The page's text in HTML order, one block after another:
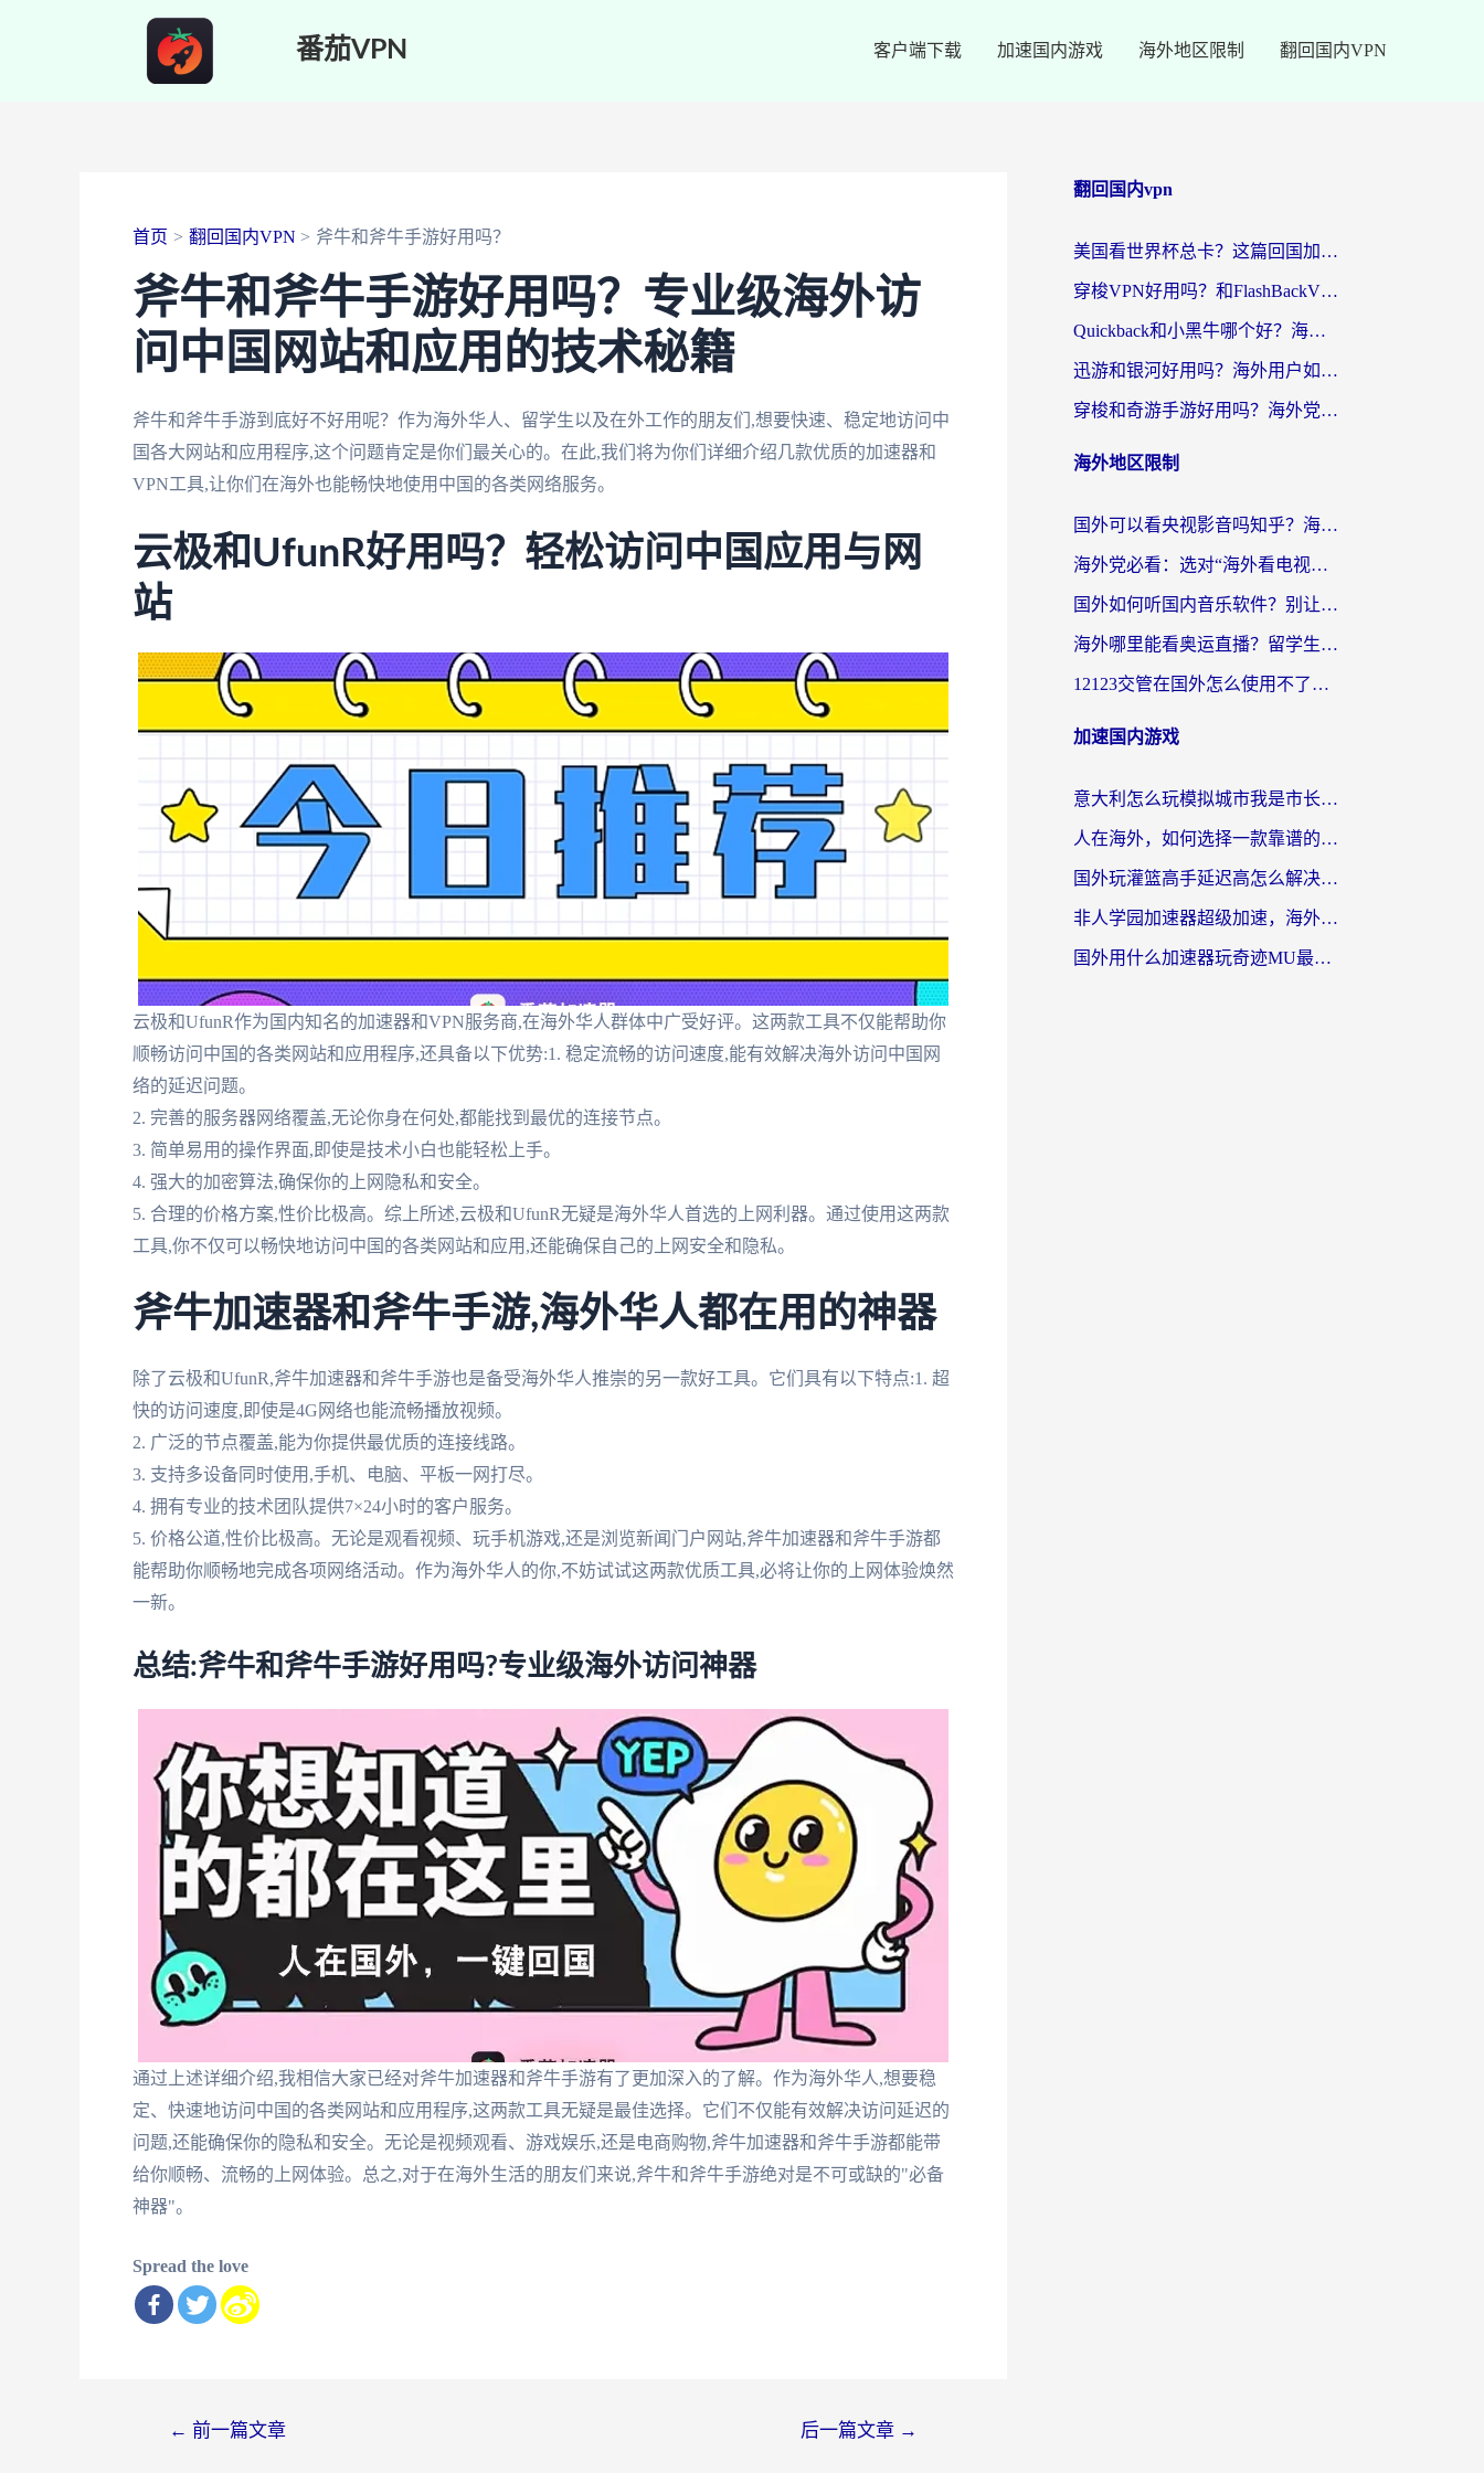
番茄VPN 客户端下载 加速国内游戏 海外地区限制 翻回国内VPN
首页 翻回国内VPN 斧牛和斧牛手游好用吗？
斧牛和斧牛手游好用吗？专业级海外访
问中国网站和应用的技术秘籍
斧牛和斧牛手游到底好不好用呢？作为海外华人、留学生以及在外工作的朋友们,想要快速、稳定地访问中
国各大网站和应用程序,这个问题肯定是你们最关心的。在此,我们将为你们详细介绍几款优质的加速器和
VPN工具,让你们在海外也能畅快地使用中国的各类网络服务。
云极和UfunR好用吗？轻松访问中国应用与网
站
云极和UfunR作为国内知名的加速器和VPN服务商,在海外华人群体中广受好评。这两款工具不仅能帮助你
顺畅访问中国的各类网站和应用程序,还具备以下优势:1. 稳定流畅的访问速度,能有效解决海外访问中国网
络的延迟问题。
2. 完善的服务器网络覆盖,无论你身在何处,都能找到最优的连接节点。
3. 简单易用的操作界面,即使是技术小白也能轻松上手。
4. 强大的加密算法,确保你的上网隐私和安全。
5. 合理的价格方案,性价比极高。综上所述,云极和UfunR无疑是海外华人首选的上网利器。通过使用这两款
工具,你不仅可以畅快地访问中国的各类网站和应用,还能确保自己的上网安全和隐私。
斧牛加速器和斧牛手游,海外华人都在用的神器
除了云极和UfunR,斧牛加速器和斧牛手游也是备受海外华人推崇的另一款好工具。它们具有以下特点:1. 超
快的访问速度,即使是4G网络也能流畅播放视频。
2. 广泛的节点覆盖,能为你提供最优质的连接线路。
3. 支持多设备同时使用,手机、电脑、平板一网打尽。
4. 拥有专业的技术团队提供7×24小时的客户服务。
5. 价格公道,性价比极高。无论是观看视频、玩手机游戏,还是浏览新闻门户网站,斧牛加速器和斧牛手游都
能帮助你顺畅地完成各项网络活动。作为海外华人的你,不妨试试这两款优质工具,必将让你的上网体验焕然
一新。
总结:斧牛和斧牛手游好用吗?专业级海外访问神器
通过上述详细介绍,我相信大家已经对斧牛加速器和斧牛手游有了更加深入的了解。作为海外华人,想要稳
定、快速地访问中国的各类网站和应用程序,这两款工具无疑是最佳选择。它们不仅能有效解决访问延迟的
问题,还能确保你的隐私和安全。无论是视频观看、游戏娱乐,还是电商购物,斧牛加速器和斧牛手游都能带
给你顺畅、流畅的上网体验。总之,对于在海外生活的朋友们来说,斧牛和斧牛手游绝对是不可或缺的"必备
神器"。
Spread the love
← 前一篇文章 后一篇文章 →
翻回国内vpn
美国看世界杯总卡？这篇回国加速器指南帮你无缝刷国内资源（附苹果手机VPN设置步骤）
穿梭VPN好用吗？和FlashBackVPN对比哪个回国效果更好？
Quickback和小黑牛哪个好？海外党亲测指南，选对回国加速器秒回国内
迅游和银河好用吗？海外用户如何选择回国加速器实现无缝访问国内资源
穿梭和奇游手游好用吗？海外党亲测3款回国加速器，附蜜蜂加速器七天试用攻略
海外地区限制
国外可以看央视影音吗知乎？海外党亲测有效的回国加速方案
海外党必看：选对“海外看电视剧软件”，再也不用愁国内剧刷不了
国外如何听国内音乐软件？别让地域限制，断了你的中文歌单
海外哪里能看奥运直播？留学生&海外华人必看的体育赛事观赛终极指南
12123交管在国外怎么使用不了？海外华人必看的无缝访问国内资源指南
加速国内游戏
意大利怎么玩模拟城市我是市长？海外党国服游戏加速终极攻略（附三国3量子特攻解决办法）
人在海外，如何选择一款靠谱的玩剑灵2加速器？
国外玩灌篮高手延迟高怎么解决？海外玩家国服游戏加速终极指南
非人学园加速器超级加速，海外玩家重返国服的通行证
国外用什么加速器玩奇迹MU最好？2026海外玩家国服游戏加速全攻略